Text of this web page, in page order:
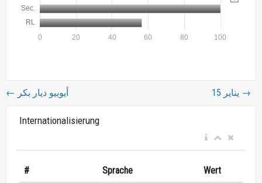
← أيوبيو ديار بكر →
Internationalisierung
# Sprache Wert